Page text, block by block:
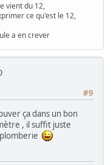
vient du 12,
ce qu'est le 12,
a en crever
#9
ça dans un bon
, il suffit juste